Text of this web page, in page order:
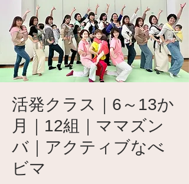
活発クラス｜6～13か
月｜12組｜ママズン
バ｜アクティブなべ
ビマ